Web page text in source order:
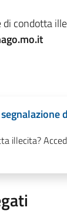
condotta
illecita?